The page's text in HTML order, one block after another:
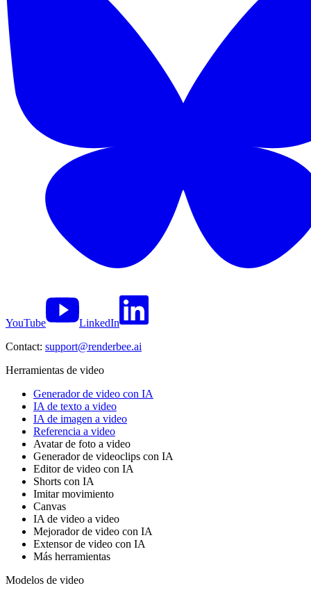
YouTube
LinkedIn
Contact: support@renderbee.ai
Herramientas de video
Generador de video con IA
IA de texto a video
IA de imagen a video
Referencia a video
Avatar de foto a video
Generador de videoclips con IA
Editor de video con IA
Shorts con IA
Imitar movimiento
Canvas
IA de video a video
Mejorador de video con IA
Extensor de video con IA
Más herramientas
Modelos de video